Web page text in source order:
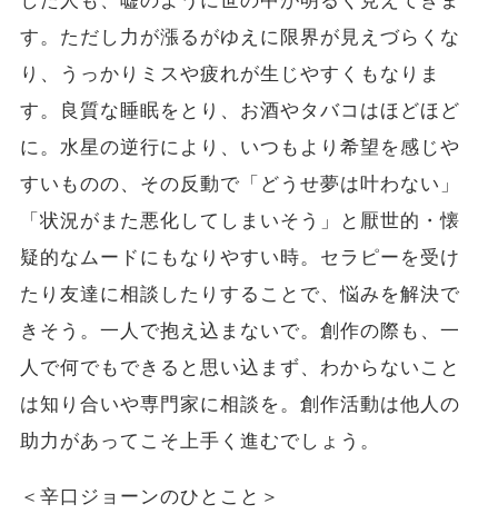
す。ただし力が漲るがゆえに限界が見えづらくな
り、うっかりミスや疲れが生じやすくもなりま
す。良質な睡眠をとり、お酒やタバコはほどほど
に。水星の逆行により、いつもより希望を感じや
すいものの、その反動で「どうせ夢は叶わない」
「状況がまた悪化してしまいそう」と厭世的・懐
疑的なムードにもなりやすい時。セラピーを受け
たり友達に相談したりすることで、悩みを解決で
きそう。一人で抱え込まないで。創作の際も、一
人で何でもできると思い込まず、わからないこと
は知り合いや専門家に相談を。創作活動は他人の
助力があってこそ上手く進むでしょう。
＜辛口ジョーンのひとこと＞